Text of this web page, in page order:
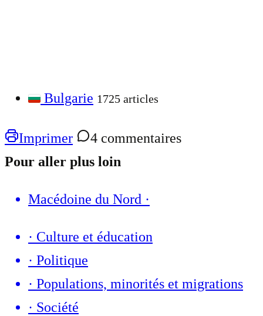
Bulgarie 1725 articles
Imprimer
4 commentaires
Pour aller plus loin
Macédoine du Nord ·
· Culture et éducation
· Politique
· Populations, minorités et migrations
· Société